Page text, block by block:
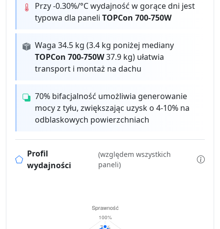
Przy -0.30%/°C wydajność w gorące dni jest
typowa dla paneliTOPCon 700-750W
Waga 34.5 kg (3.4 kg poniżej mediany
TOPCon 700-750W37.9 kg) ułatwia
transport i montaż na dachu
70% bifacjalność umożliwia generowanie
mocy z tyłu, zwiększając uzysk o 4-10% na
odblaskowych powierzchniach
Profil
wydajności
(względem wszystkich
paneli)